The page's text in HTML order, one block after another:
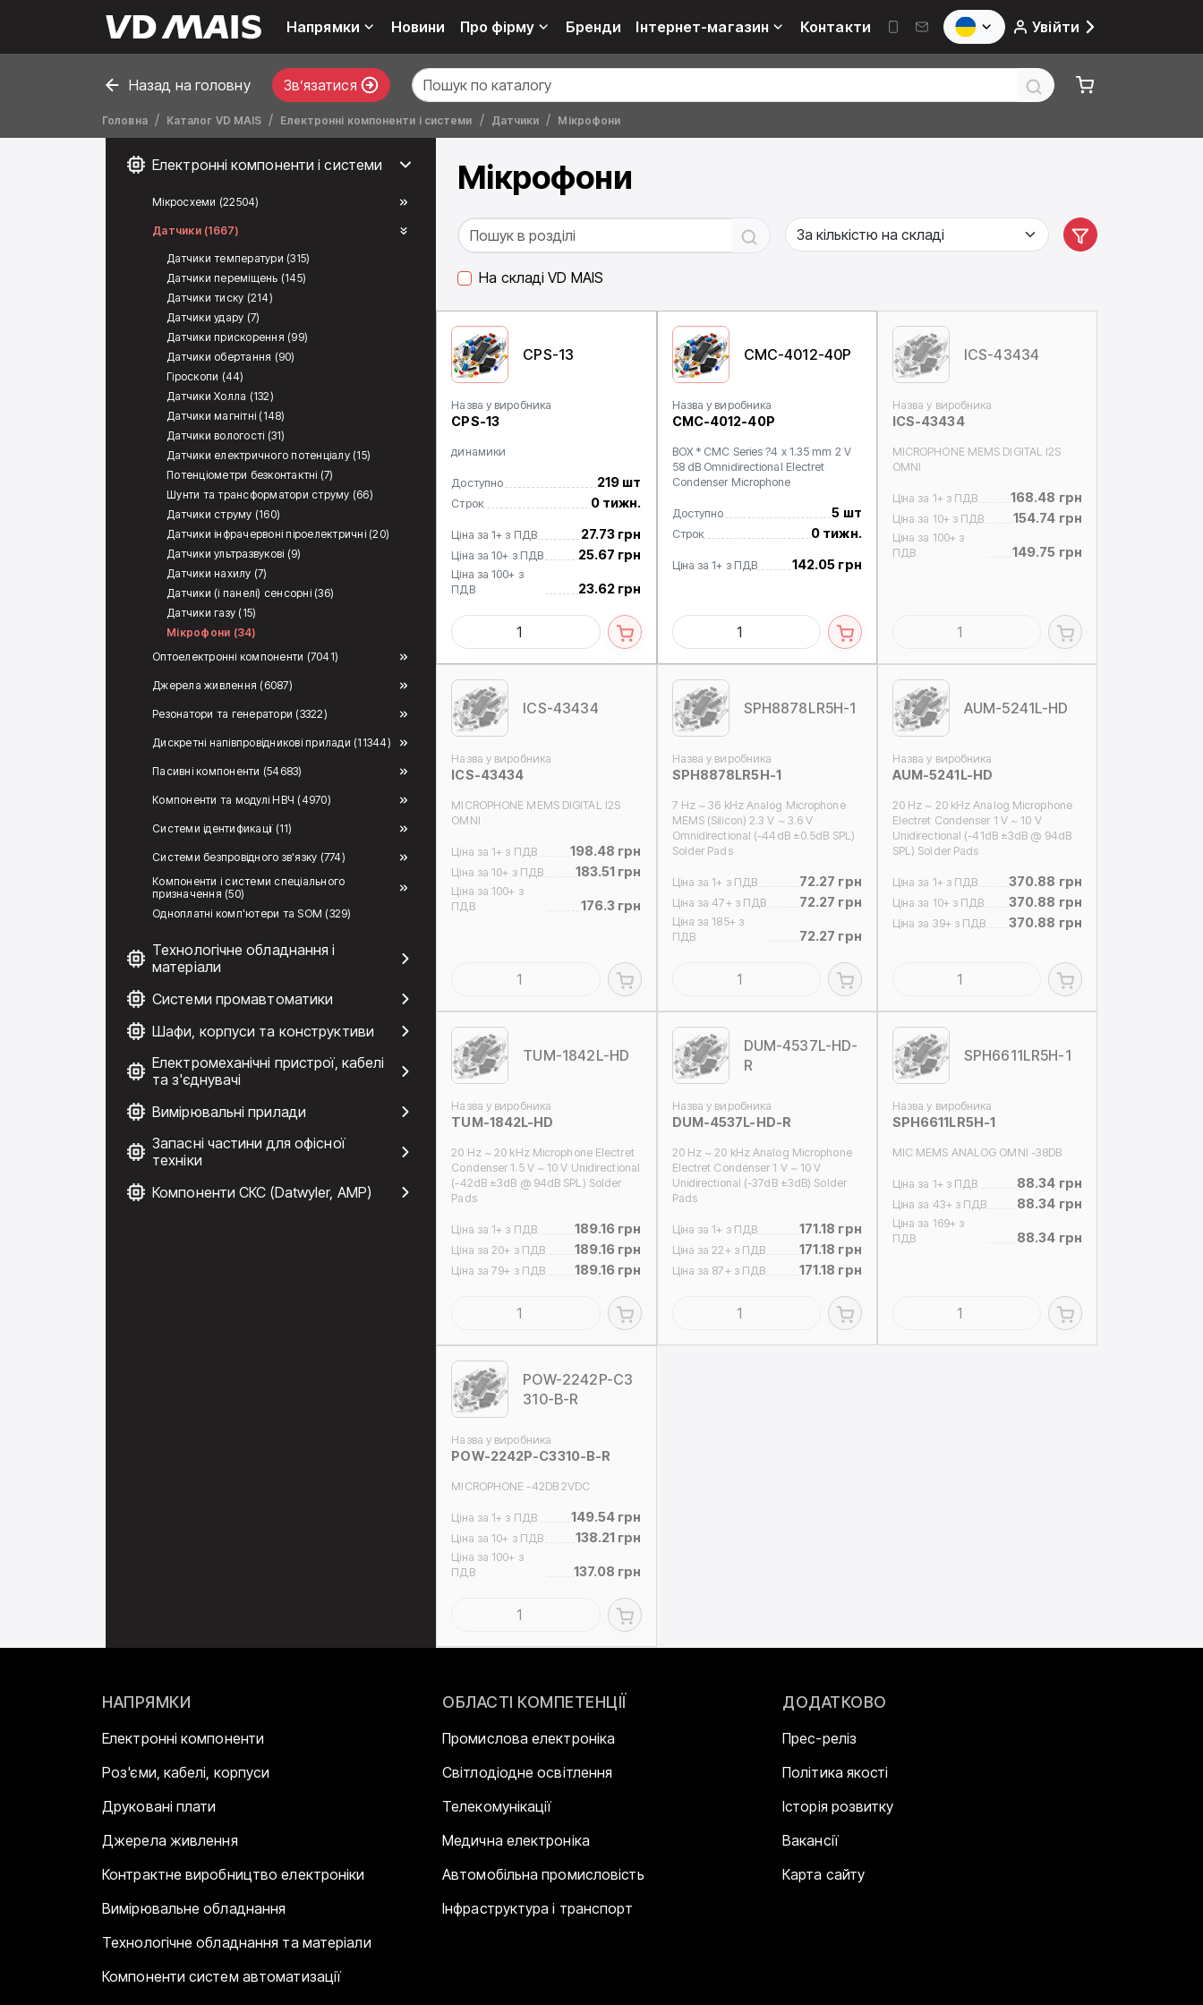
Напрямки Новини Про фірму Бренди Інтернет-магазин Контакти Увійти
Назад на головну Звʼязатися
Головна Каталог VD MAIS Електронні компоненти і системи Датчики Мікрофони
Електронні компоненти і системи
Мікросхеми (22504)
Датчики (1667)
Датчики температури (315)
Датчики переміщень (145)
Датчики тиску (214)
Датчики удару (7)
Датчики прискорення (99)
Датчики обертання (90)
Гіроскопи (44)
Датчики Холла (132)
Датчики магнітні (148)
Датчики вологості (31)
Датчики електричного потенціалу (15)
Потенціометри безконтактні (7)
Шунти та трансформатори струму (66)
Датчики струму (160)
Датчики інфрачервоні піроелектричні (20)
Датчики ультразвукові (9)
Датчики нахилу (7)
Датчики (і панелі) сенсорні (36)
Датчики газу (15)
Мікрофони (34)
Оптоелектронні компоненти (7041)
Джерела живлення (6087)
Резонатори та генератори (3322)
Дискретні напівпровідникові прилади (11344)
Пасивні компоненти (54683)
Компоненти та модулі НВЧ (4970)
Системи ідентификації (11)
Системи безпровідного зв'язку (774)
Компоненти і системи спеціального
призначення (50)
Одноплатні комп'ютери та SOM (329)
Технологічне обладнання і
матеріали
Системи промавтоматики
Шафи, корпуси та конструктиви
Електромеханічні пристрої, кабелі
та з'єднувачі
Вимірювальні прилади
Запасні частини для офісної
техніки
Компоненти СКС (Datwyler, AMP)
Мікрофони
На складі VD MAIS
CPS-13
Назва у виробника
CPS-13
динамики
Доступно 219 шт
Строк 0 тижн.
Ціна за 1+ з ПДВ 27.73 грн
Ціна за 10+ з ПДВ 25.67 грн
Ціна за 100+ з
ПДВ
23.62 грн
CMC-4012-40P
Назва у виробника
CMC-4012-40P
BOX * CMC Series ?4 x 1.35 mm 2 V
58 dB Omnidirectional Electret
Condenser Microphone
Доступно 5 шт
Строк 0 тижн.
Ціна за 1+ з ПДВ 142.05 грн
ICS-43434
Назва у виробника
ICS-43434
MICROPHONE MEMS DIGITAL I2S
OMNI
Ціна за 1+ з ПДВ 168.48 грн
Ціна за 10+ з ПДВ 154.74 грн
Ціна за 100+ з
ПДВ
149.75 грн
ICS-43434
Назва у виробника
ICS-43434
MICROPHONE MEMS DIGITAL I2S
OMNI
Ціна за 1+ з ПДВ 198.48 грн
Ціна за 10+ з ПДВ 183.51 грн
Ціна за 100+ з
ПДВ
176.3 грн
SPH8878LR5H-1
Назва у виробника
SPH8878LR5H-1
7 Hz ~ 36 kHz Analog Microphone
MEMS (Silicon) 2.3 V ~ 3.6 V
Omnidirectional (-44dB ±0.5dB SPL)
Solder Pads
Ціна за 1+ з ПДВ 72.27 грн
Ціна за 47+ з ПДВ 72.27 грн
Ціна за 185+ з
ПДВ
72.27 грн
AUM-5241L-HD
Назва у виробника
AUM-5241L-HD
20 Hz ~ 20 kHz Analog Microphone
Electret Condenser 1 V ~ 10 V
Unidirectional (-41dB ±3dB @ 94dB
SPL) Solder Pads
Ціна за 1+ з ПДВ 370.88 грн
Ціна за 10+ з ПДВ 370.88 грн
Ціна за 39+ з ПДВ 370.88 грн
TUM-1842L-HD
Назва у виробника
TUM-1842L-HD
20 Hz ~ 20 kHz Microphone Electret
Condenser 1.5 V ~ 10 V Unidirectional
(-42dB ±3dB @ 94dB SPL) Solder
Pads
Ціна за 1+ з ПДВ 189.16 грн
Ціна за 20+ з ПДВ 189.16 грн
Ціна за 79+ з ПДВ 189.16 грн
DUM-4537L-HD-
R
Назва у виробника
DUM-4537L-HD-R
20 Hz ~ 20 kHz Analog Microphone
Electret Condenser 1 V ~ 10 V
Unidirectional (-37dB ±3dB) Solder
Pads
Ціна за 1+ з ПДВ 171.18 грн
Ціна за 22+ з ПДВ 171.18 грн
Ціна за 87+ з ПДВ 171.18 грн
SPH6611LR5H-1
Назва у виробника
SPH6611LR5H-1
MIC MEMS ANALOG OMNI -38DB
Ціна за 1+ з ПДВ 88.34 грн
Ціна за 43+ з ПДВ 88.34 грн
Ціна за 169+ з
ПДВ
88.34 грн
POW-2242P-C3
310-B-R
Назва у виробника
POW-2242P-C3310-B-R
MICROPHONE -42DB 2VDC
Ціна за 1+ з ПДВ 149.54 грн
Ціна за 10+ з ПДВ 138.21 грн
Ціна за 100+ з
ПДВ
137.08 грн
НАПРЯМКИ
Електронні компоненти
Роз'єми, кабелі, корпуси
Друковані плати
Джерела живлення
Контрактне виробництво електроніки
Вимірювальне обладнання
Технологічне обладнання та матеріали
Компоненти систем автоматизації
ОБЛАСТІ КОМПЕТЕНЦІЇ
Промислова електроніка
Світлодіодне освітлення
Телекомунікації
Медична електроніка
Автомобільна промисловість
Інфраструктура і транспорт
ДОДАТКОВО
Прес-реліз
Політика якості
Історія розвитку
Вакансії
Карта сайту